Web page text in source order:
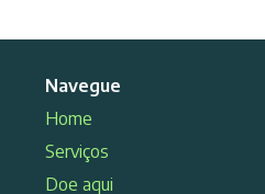
Navegue
Home
Serviços
Doe aqui